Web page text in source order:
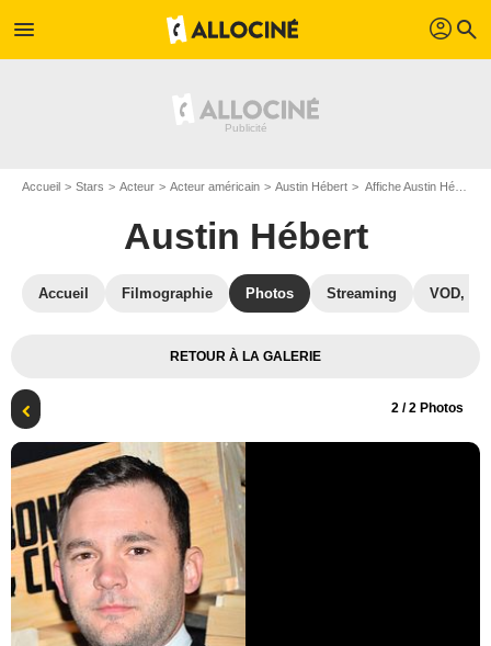
menu profil search
Accueil Stars Acteur Acteur américain Austin Hébert Affiche Austin Hébert
Austin Hébert
Accueil Filmographie Photos Streaming VOD,
RETOUR À LA GALERIE
2 / 2 Photos